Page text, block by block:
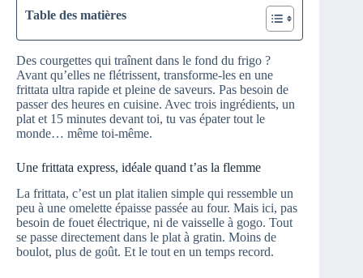
Table des matières
Des courgettes qui traînent dans le fond du frigo ?
Avant qu’elles ne flétrissent, transforme-les en une
frittata ultra rapide et pleine de saveurs. Pas besoin de
passer des heures en cuisine. Avec trois ingrédients, un
plat et 15 minutes devant toi, tu vas épater tout le
monde… même toi-même.
Une frittata express, idéale quand t’as la flemme
La frittata, c’est un plat italien simple qui ressemble un
peu à une omelette épaisse passée au four. Mais ici, pas
besoin de fouet électrique, ni de vaisselle à gogo. Tout
se passe directement dans le plat à gratin. Moins de
boulot, plus de goût. Et le tout en un temps record.